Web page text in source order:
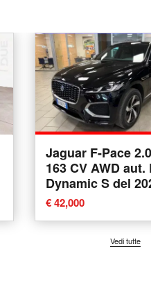
Jaguar F-Pace
163 CV AWD aut.
Dynamic S del
usata a Alba
€ 42,000
Vedi tutte